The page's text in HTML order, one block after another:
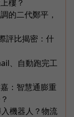
樓？
的二代鄭平，
評比揭密：什
、自動跑完工
：智慧通膨重
機器人？物流